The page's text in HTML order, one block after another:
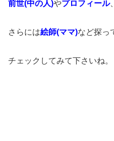
前世(中の人)やプロフィール、
さらには絵師(ママ)など探っ
チェックしてみて下さいね。